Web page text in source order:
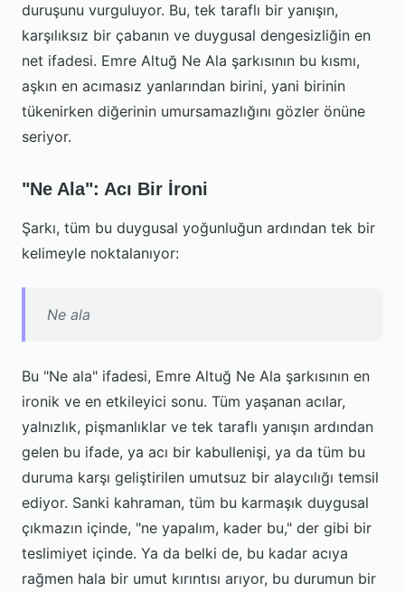
duruşunu vurguluyor. Bu, tek taraflı bir yanışın,
karşılıksız bir çabanın ve duygusal dengesizliğin en
net ifadesi. Emre Altuğ Ne Ala şarkısının bu kısmı,
aşkın en acımasız yanlarından birini, yani birinin
tükenirken diğerinin umursamazlığını gözler önüne
seriyor.
"Ne Ala": Acı Bir İroni
Şarkı, tüm bu duygusal yoğunluğun ardından tek bir
kelimeyle noktalanıyor:
Ne ala
Bu "Ne ala" ifadesi, Emre Altuğ Ne Ala şarkısının en
ironik ve en etkileyici sonu. Tüm yaşanan acılar,
yalnızlık, pişmanlıklar ve tek taraflı yanışın ardından
gelen bu ifade, ya acı bir kabullenişi, ya da tüm bu
duruma karşı geliştirilen umutsuz bir alaycılığı temsil
ediyor. Sanki kahraman, tüm bu karmaşık duygusal
çıkmazın içinde, "ne yapalım, kader bu," der gibi bir
teslimiyet içinde. Ya da belki de, bu kadar acıya
rağmen hala bir umut kırıntısı arıyor, bu durumun bir